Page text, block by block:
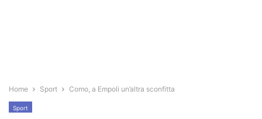
Home Sport Como, a Empoli un’altra sconfitta
Sport